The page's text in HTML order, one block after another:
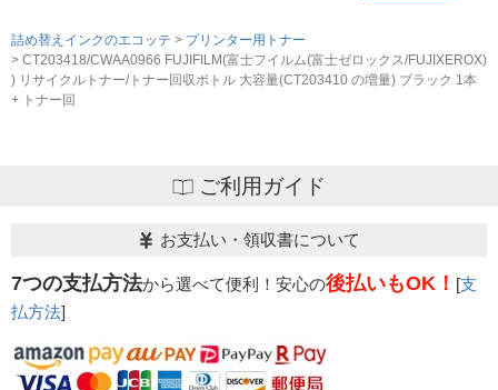
詰め替えインクのエコッテ
プリンター用トナー
CT203418/CWAA0966 FUJIFILM(富士フイルム(富士ゼロックス/FUJIXEROX)
) リサイクルトナー/トナー回収ボトル 大容量(CT203410 の増量) ブラック 1本
+ トナー回
ご利用ガイド
お支払い・領収書について
7つの支払方法から選べて便利！安心の後払いもOK！ [支
払方法]